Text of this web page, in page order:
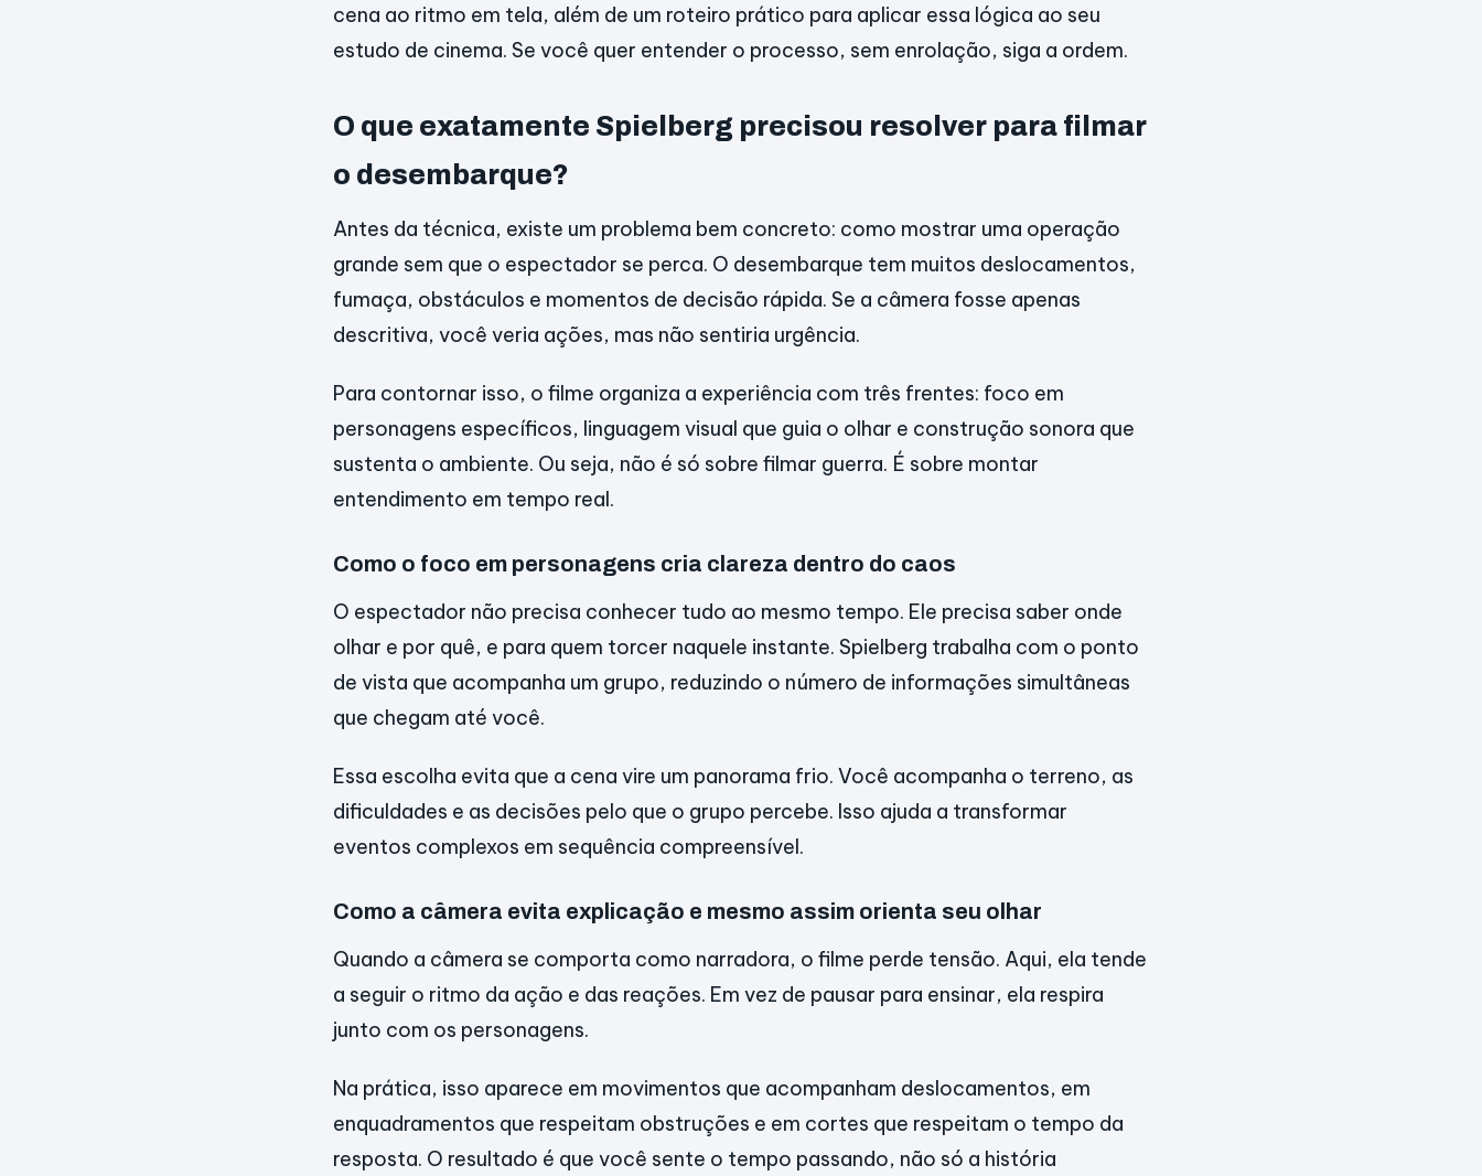
cena ao ritmo em tela, além de um roteiro prático para aplicar essa lógica ao seu
estudo de cinema. Se você quer entender o processo, sem enrolação, siga a ordem.
O que exatamente Spielberg precisou resolver para filmar
o desembarque?
Antes da técnica, existe um problema bem concreto: como mostrar uma operação
grande sem que o espectador se perca. O desembarque tem muitos deslocamentos,
fumaça, obstáculos e momentos de decisão rápida. Se a câmera fosse apenas
descritiva, você veria ações, mas não sentiria urgência.
Para contornar isso, o filme organiza a experiência com três frentes: foco em
personagens específicos, linguagem visual que guia o olhar e construção sonora que
sustenta o ambiente. Ou seja, não é só sobre filmar guerra. É sobre montar
entendimento em tempo real.
Como o foco em personagens cria clareza dentro do caos
O espectador não precisa conhecer tudo ao mesmo tempo. Ele precisa saber onde
olhar e por quê, e para quem torcer naquele instante. Spielberg trabalha com o ponto
de vista que acompanha um grupo, reduzindo o número de informações simultâneas
que chegam até você.
Essa escolha evita que a cena vire um panorama frio. Você acompanha o terreno, as
dificuldades e as decisões pelo que o grupo percebe. Isso ajuda a transformar
eventos complexos em sequência compreensível.
Como a câmera evita explicação e mesmo assim orienta seu olhar
Quando a câmera se comporta como narradora, o filme perde tensão. Aqui, ela tende
a seguir o ritmo da ação e das reações. Em vez de pausar para ensinar, ela respira
junto com os personagens.
Na prática, isso aparece em movimentos que acompanham deslocamentos, em
enquadramentos que respeitam obstruções e em cortes que respeitam o tempo da
resposta. O resultado é que você sente o tempo passando, não só a história